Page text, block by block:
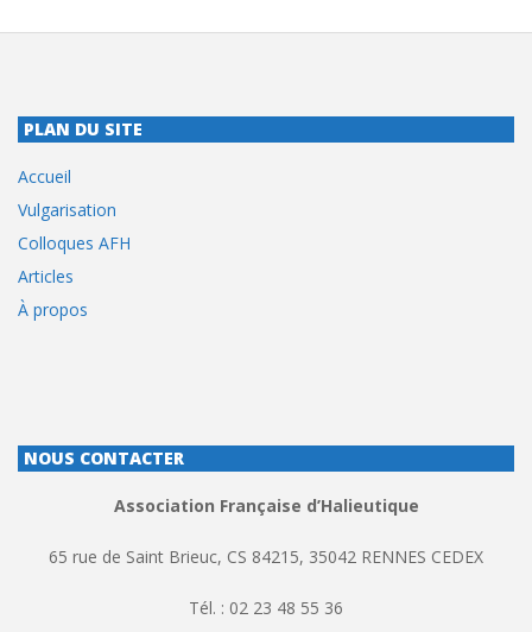
PLAN DU SITE
Accueil
Vulgarisation
Colloques AFH
Articles
À propos
NOUS CONTACTER
Association Française d’Halieutique
65 rue de Saint Brieuc, CS 84215, 35042 RENNES CEDEX
Tél. : 02 23 48 55 36